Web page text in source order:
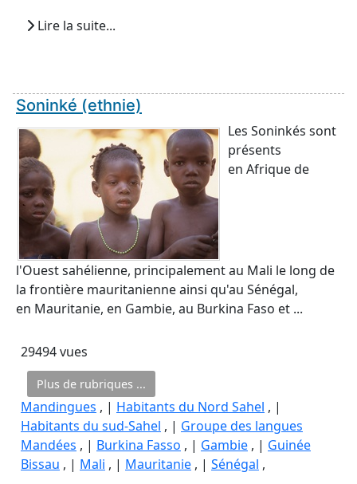
Lire la suite...
Soninké (ethnie)
Les Soninkés sont
présents
en Afrique de
l'Ouest sahélienne, principalement au Mali le long de
la frontière mauritanienne ainsi qu'au Sénégal,
en Mauritanie, en Gambie, au Burkina Faso et ...
29494 vues
Plus de rubriques ...
Mandingues , | Habitants du Nord Sahel , |
Habitants du sud-Sahel , | Groupe des langues
Mandées , | Burkina Fasso , | Gambie , | Guinée
Bissau , | Mali , | Mauritanie , | Sénégal ,